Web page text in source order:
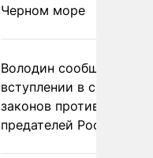
Черном море
Володин сообщил о
вступлении в силу
законов против
предателей России